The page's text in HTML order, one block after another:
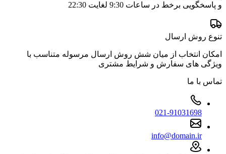
و پاسخگویی برخط در ساعات 9:30 لغایت 22:30
تنوع روش ارسال
امکان انتخاب از میان شش روش ارسال مرسوله متناسب با
ویژگی های سفارش و شرایط مشتری
تماس با ما
021-91031698
info@domain.ir